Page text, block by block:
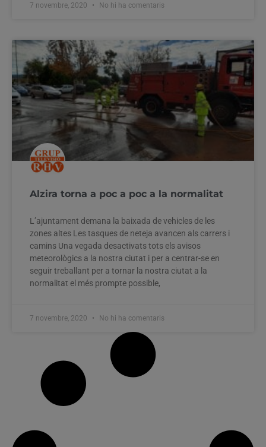
7 novembre, 2020 No hi ha comentaris
Alzira torna a poc a poc a la normalitat
L’ajuntament demana la baixada de vehicles de les
zones altes Les tasques de neteja avancen als carrers i
camins Una vegada desactivats tots els avisos
meteorològics a la nostra ciutat i per a centrar-se en
seguir treballant per a tornar la nostra ciutat a la
normalitat el més prompte possible,
7 novembre, 2020 No hi ha comentaris